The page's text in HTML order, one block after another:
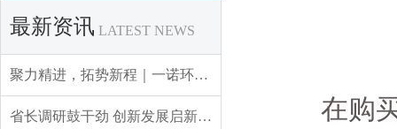
最新资讯 LATEST NEWS
聚力精进，拓势新程｜一诺环境 2026 年 Q3 销售集中营圆满收官
省长调研鼓干劲 创新发展启新程——辽宁省委副书记、省长王新伟莅临一诺环境调研指导
在购买